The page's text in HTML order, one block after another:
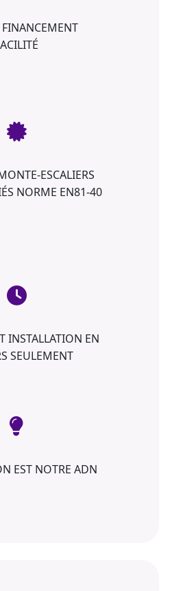
ESCALIERS
NORME EN81-40
INSTALLATION EN
SEULEMENT
EST NOTRE ADN